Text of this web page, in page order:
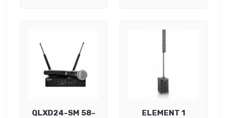
QLXD24-SM 58-
ELEMENT 1